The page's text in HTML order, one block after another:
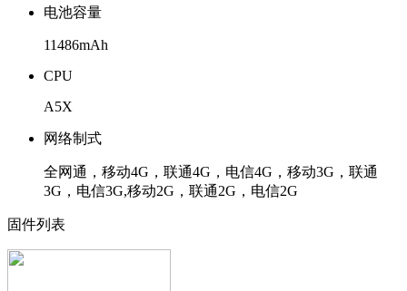
电池容量
11486mAh
CPU
A5X
网络制式
全网通，移动4G，联通4G，电信4G，移动3G，联通
3G，电信3G,移动2G，联通2G，电信2G
固件列表